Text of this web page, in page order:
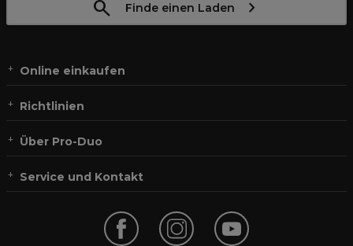
Finde einen Laden
Online einkaufen
Richtlinien
Über Pro-Duo
Service und Kontakt